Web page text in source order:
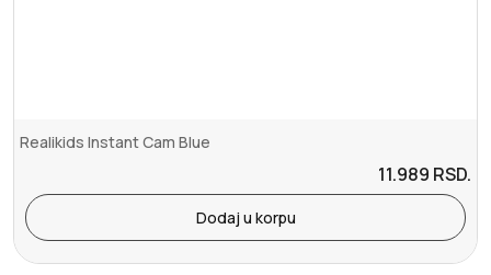
Realikids Instant Cam Blue
11.989 RSD.
Dodaj u korpu